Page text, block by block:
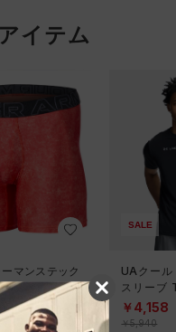
イテム
マンステック
ベルティ アン
（トレーニン
SALE
UAクール
スリーブ
ーニング/
￥4,158
￥5,940